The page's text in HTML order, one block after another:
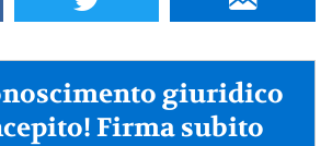
giuridico
Firma subito